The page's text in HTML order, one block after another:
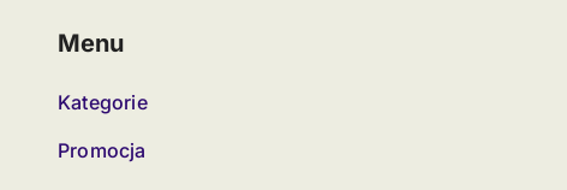
Menu
Kategorie
Promocja